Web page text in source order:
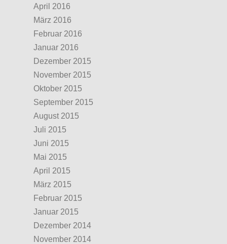
April 2016
März 2016
Februar 2016
Januar 2016
Dezember 2015
November 2015
Oktober 2015
September 2015
August 2015
Juli 2015
Juni 2015
Mai 2015
April 2015
März 2015
Februar 2015
Januar 2015
Dezember 2014
November 2014